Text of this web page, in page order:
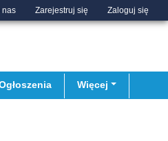
nas Zarejestruj się Zaloguj się
Więcej